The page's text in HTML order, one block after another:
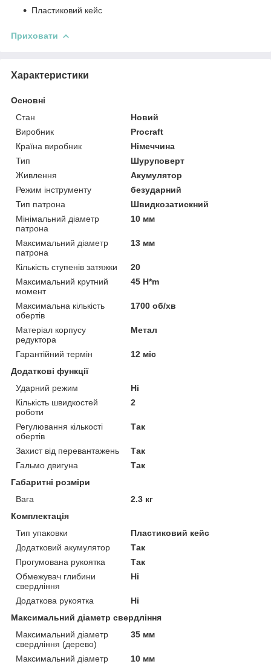
Пластиковий кейс
Приховати
Характеристики
Основні
Стан
Новий
Виробник
Procraft
Країна виробник
Німеччина
Тип
Шуруповерт
Живлення
Акумулятор
Режим інструменту
безударний
Тип патрона
Швидкозатискний
Мінімальний діаметр
патрона
10 мм
Максимальний діаметр
патрона
13 мм
Кількість ступенів затяжки
20
Максимальний крутний
момент
45 H*m
Максимальна кількість
обертів
1700 об/хв
Матеріал корпусу
редуктора
Метал
Гарантійний термін
12 міс
Додаткові функції
Ударний режим
Ні
Кількість швидкостей
роботи
2
Регулювання кількості
обертів
Так
Захист від перевантажень
Так
Гальмо двигуна
Так
Габаритні розміри
Вага
2.3 кг
Комплектація
Тип упаковки
Пластиковий кейс
Додатковий акумулятор
Так
Прогумована рукоятка
Так
Обмежувач глибини
свердління
Ні
Додаткова рукоятка
Ні
Максимальний діаметр свердління
Максимальний діаметр
свердління (дерево)
35 мм
Максимальний діаметр
10 мм